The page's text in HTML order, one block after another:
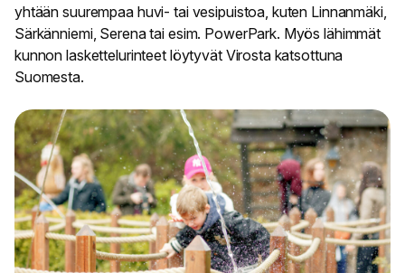
yhtään suurempaa huvi- tai vesipuistoa, kuten Linnanmäki,
Särkänniemi, Serena tai esim. PowerPark. Myös lähimmät
kunnon laskettelurinteet löytyvät Virosta katsottuna
Suomesta.